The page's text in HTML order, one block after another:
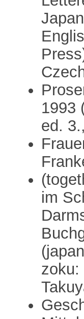
1993
ed.
im
zoku: